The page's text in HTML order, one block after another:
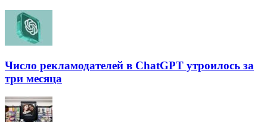
Число рекламодателей в ChatGPT утроилось за
три месяца